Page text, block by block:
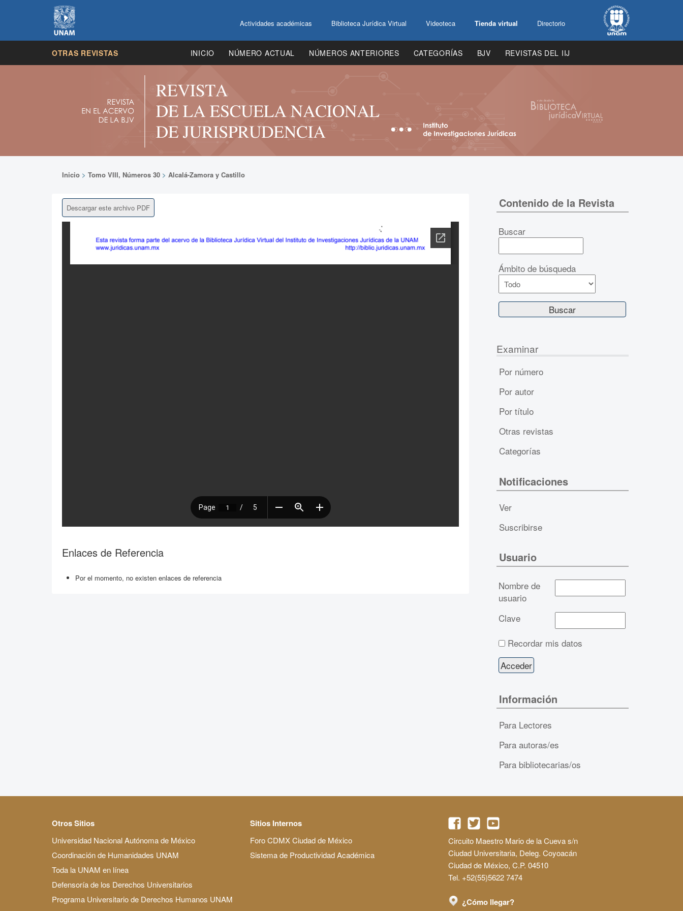
Actividades académicas Biblioteca Jurídica Virtual Videoteca Tienda virtual Directorio
OTRAS REVISTAS INICIO NÚMERO ACTUAL NÚMEROS ANTERIORES CATEGORÍAS BJV REVISTAS DEL IIJ
Inicio > Tomo VIII, Números 30 > Alcalá-Zamora y Castillo
Descargar este archivo PDF
Enlaces de Referencia
Por el momento, no existen enlaces de referencia
Contenido de la Revista
Buscar
Ámbito de búsqueda
Examinar
Por número
Por autor
Por título
Otras revistas
Categorías
Notificaciones
Ver
Suscribirse
Usuario
Nombre de
usuario
Clave
Recordar mis datos
Información
Para Lectores
Para autoras/es
Para bibliotecarias/os
Otros Sitios
Universidad Nacional Autónoma de México
Coordinación de Humanidades UNAM
Toda la UNAM en línea
Defensoría de los Derechos Universitarios
Programa Universitario de Derechos Humanos UNAM
Sitios Internos
Foro CDMX Ciudad de México
Sistema de Productividad Académica
Circuito Maestro Mario de la Cueva s/n
Ciudad Universitaria, Deleg. Coyoacán
Ciudad de México, C.P. 04510
Tel. +52(55)5622 7474
¿Cómo llegar?